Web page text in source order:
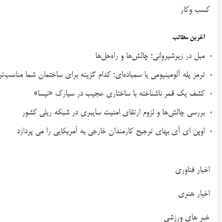
کسب وکار
آخرین مطالب
مبل در زیرشیروانی؛ چالش‌ها و راه‌حل‌ها
ترمز پله آلومینیومی یا سمباده‌ای؛ کدام گزینه برای ساختمان شما
کشف یک قمر ناشناخته با ساختاری عجیب در سیارک «نیسا»
بررسی چالش‌ها و لزوم ارتقای امنیت سایبری در شبکه ریلی کشور
اوپن ای آی بهای ترجیح کارمندان خارجی به آمریکایی را می پردازد
اخبار فناوری
اخبار هنری
خبر های ورزشی